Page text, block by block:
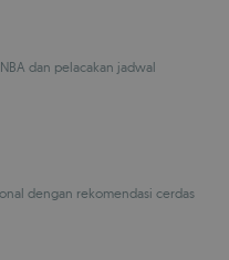
dan pelacakan jadwal
dengan rekomendasi cerdas